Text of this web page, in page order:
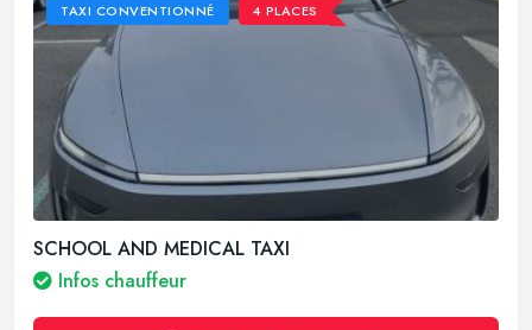
TAXI CONVENTIONNÉ 4 PLACES
SCHOOL AND MEDICAL TAXI
Infos chauffeur